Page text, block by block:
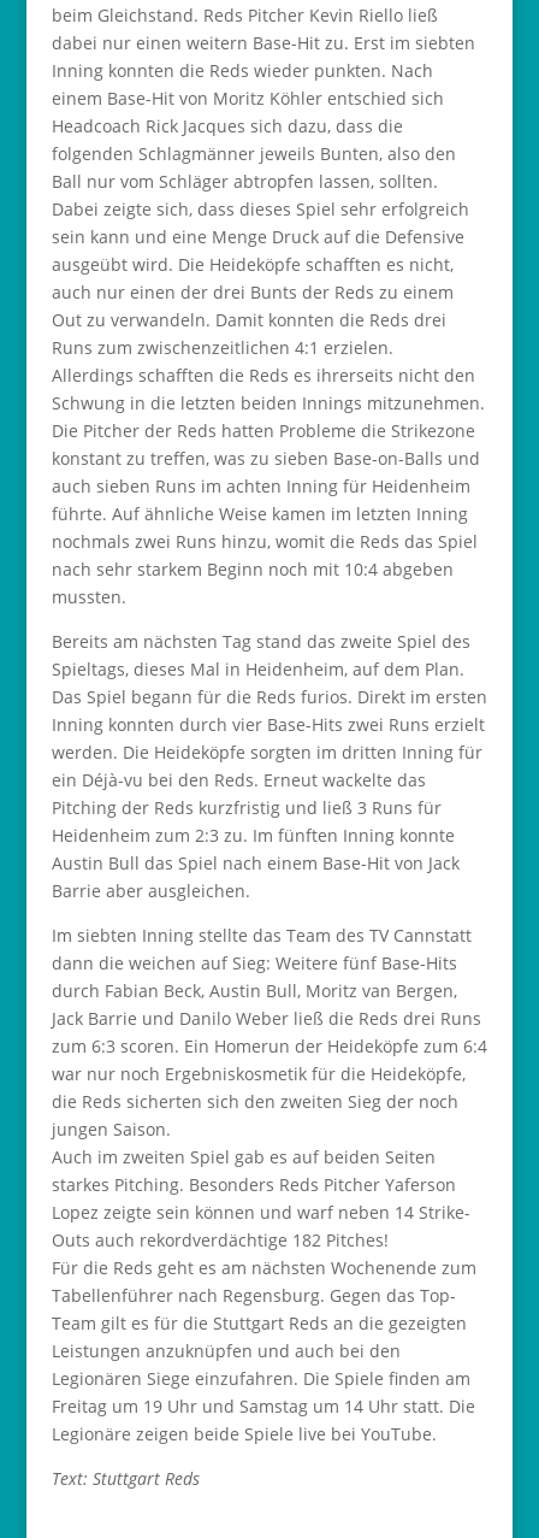
beim Gleichstand. Reds Pitcher Kevin Riello ließ
dabei nur einen weitern Base-Hit zu. Erst im siebten
Inning konnten die Reds wieder punkten. Nach
einem Base-Hit von Moritz Köhler entschied sich
Headcoach Rick Jacques sich dazu, dass die
folgenden Schlagmänner jeweils Bunten, also den
Ball nur vom Schläger abtropfen lassen, sollten.
Dabei zeigte sich, dass dieses Spiel sehr erfolgreich
sein kann und eine Menge Druck auf die Defensive
ausgeübt wird. Die Heideköpfe schafften es nicht,
auch nur einen der drei Bunts der Reds zu einem
Out zu verwandeln. Damit konnten die Reds drei
Runs zum zwischenzeitlichen 4:1 erzielen.
Allerdings schafften die Reds es ihrerseits nicht den
Schwung in die letzten beiden Innings mitzunehmen.
Die Pitcher der Reds hatten Probleme die Strikezone
konstant zu treffen, was zu sieben Base-on-Balls und
auch sieben Runs im achten Inning für Heidenheim
führte. Auf ähnliche Weise kamen im letzten Inning
nochmals zwei Runs hinzu, womit die Reds das Spiel
nach sehr starkem Beginn noch mit 10:4 abgeben
mussten.
Bereits am nächsten Tag stand das zweite Spiel des
Spieltags, dieses Mal in Heidenheim, auf dem Plan.
Das Spiel begann für die Reds furios. Direkt im ersten
Inning konnten durch vier Base-Hits zwei Runs erzielt
werden. Die Heideköpfe sorgten im dritten Inning für
ein Déjà-vu bei den Reds. Erneut wackelte das
Pitching der Reds kurzfristig und ließ 3 Runs für
Heidenheim zum 2:3 zu. Im fünften Inning konnte
Austin Bull das Spiel nach einem Base-Hit von Jack
Barrie aber ausgleichen.
Im siebten Inning stellte das Team des TV Cannstatt
dann die weichen auf Sieg: Weitere fünf Base-Hits
durch Fabian Beck, Austin Bull, Moritz van Bergen,
Jack Barrie und Danilo Weber ließ die Reds drei Runs
zum 6:3 scoren. Ein Homerun der Heideköpfe zum 6:4
war nur noch Ergebniskosmetik für die Heideköpfe,
die Reds sicherten sich den zweiten Sieg der noch
jungen Saison.
Auch im zweiten Spiel gab es auf beiden Seiten
starkes Pitching. Besonders Reds Pitcher Yaferson
Lopez zeigte sein können und warf neben 14 Strike-
Outs auch rekordverdächtige 182 Pitches!
Für die Reds geht es am nächsten Wochenende zum
Tabellenführer nach Regensburg. Gegen das Top-
Team gilt es für die Stuttgart Reds an die gezeigten
Leistungen anzuknüpfen und auch bei den
Legionären Siege einzufahren. Die Spiele finden am
Freitag um 19 Uhr und Samstag um 14 Uhr statt. Die
Legionäre zeigen beide Spiele live bei YouTube.
Text: Stuttgart Reds